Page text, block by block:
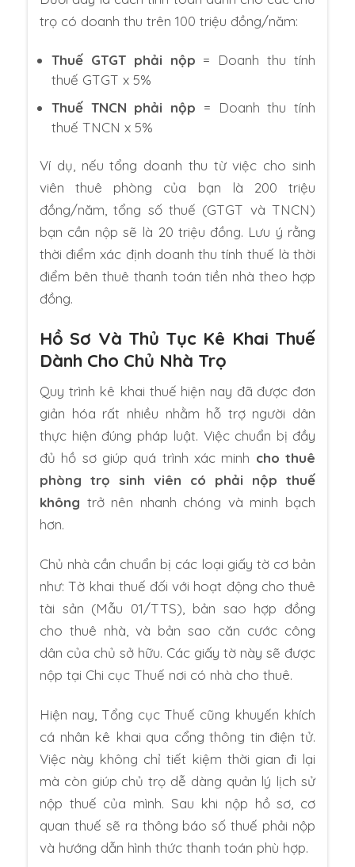
trọ có doanh thu trên 100 triệu đồng/năm:
Thuế GTGT phải nộp = Doanh thu tính
thuế GTGT x 5%
Thuế TNCN phải nộp = Doanh thu tính
thuế TNCN x 5%
Ví dụ, nếu tổng doanh thu từ việc cho sinh
viên thuê phòng của bạn là 200 triệu
đồng/năm, tổng số thuế (GTGT và TNCN)
bạn cần nộp sẽ là 20 triệu đồng. Lưu ý rằng
thời điểm xác định doanh thu tính thuế là thời
điểm bên thuê thanh toán tiền nhà theo hợp
đồng.
Hồ Sơ Và Thủ Tục Kê Khai Thuế
Dành Cho Chủ Nhà Trọ
Quy trình kê khai thuế hiện nay đã được đơn
giản hóa rất nhiều nhằm hỗ trợ người dân
thực hiện đúng pháp luật. Việc chuẩn bị đầy
đủ hồ sơ giúp quá trình xác minh cho thuê
phòng trọ sinh viên có phải nộp thuế
không trở nên nhanh chóng và minh bạch
hơn.
Chủ nhà cần chuẩn bị các loại giấy tờ cơ bản
như: Tờ khai thuế đối với hoạt động cho thuê
tài sản (Mẫu 01/TTS), bản sao hợp đồng
cho thuê nhà, và bản sao căn cước công
dân của chủ sở hữu. Các giấy tờ này sẽ được
nộp tại Chi cục Thuế nơi có nhà cho thuê.
Hiện nay, Tổng cục Thuế cũng khuyến khích
cá nhân kê khai qua cổng thông tin điện tử.
Việc này không chỉ tiết kiệm thời gian đi lại
mà còn giúp chủ trọ dễ dàng quản lý lịch sử
nộp thuế của mình. Sau khi nộp hồ sơ, cơ
quan thuế sẽ ra thông báo số thuế phải nộp
và hướng dẫn hình thức thanh toán phù hợp.